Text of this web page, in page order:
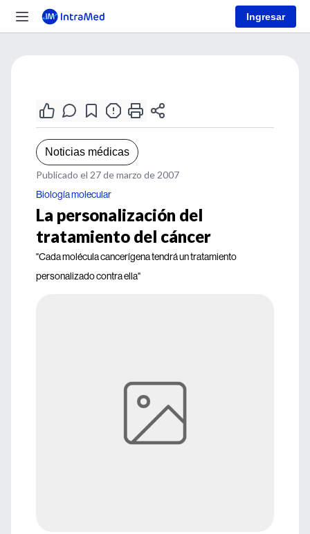
Ingresar
Noticias médicas
Publicado el 27 de marzo de 2007
Biología molecular
La personalización del
tratamiento del cáncer
"Cada molécula cancerígena tendrá un tratamiento
personalizado contra ella"